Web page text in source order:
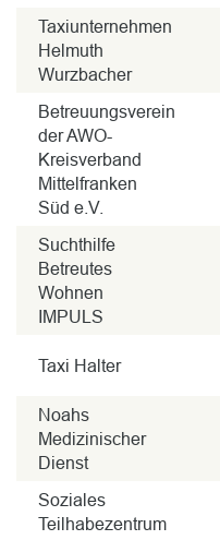
Taxiunternehmen
Helmuth
Wurzbacher
Betreuungsverein
der AWO-
Kreisverband
Mittelfranken
Süd e.V.
Suchthilfe
Betreutes
Wohnen
IMPULS
Taxi Halter
Noahs
Medizinischer
Dienst
Soziales
Teilhabezentrum